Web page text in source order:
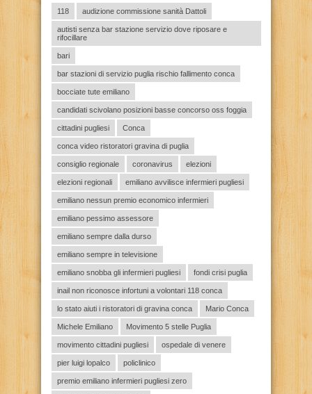
118 audizione commissione sanità Dattoli
autisti senza bar stazione servizio dove riposare e
rifocillare
bari
bar stazioni di servizio puglia rischio fallimento conca
bocciate tute emiliano
candidati scivolano posizioni basse concorso oss foggia
cittadini pugliesi Conca
conca video ristoratori gravina di puglia
consiglio regionale coronavirus elezioni
elezioni regionali emiliano avvilisce infermieri pugliesi
emiliano nessun premio economico infermieri
emiliano pessimo assessore
emiliano sempre dalla durso
emiliano sempre in televisione
emiliano snobba gli infermieri pugliesi fondi crisi puglia
inail non riconosce infortuni a volontari 118 conca
lo stato aiuti i ristoratori di gravina conca Mario Conca
Michele Emiliano Movimento 5 stelle Puglia
movimento cittadini pugliesi ospedale di venere
pier luigi lopalco policlinico
premio emiliano infermieri pugliesi zero